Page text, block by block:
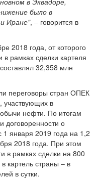
было в
Иране", – говорится в
2018 года, от которого
рамках сделки картеля
32,358 млн
переговоры стран ОПЕК
участвующих в
нефти. По итогам
договоренности о
января 2019 года на 1,2
2018 года. При этом
в рамках сделки на 800
картель страны – в
в сутки.